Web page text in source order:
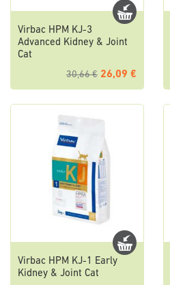
Virbac HPM KJ-3
Advanced Kidney & Joint
Cat
30,66 € 26,09 €
Virbac HPM KJ-1 Early
Kidney & Joint Cat